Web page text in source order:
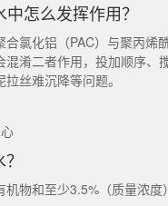
怎么发挥作用？
合氯化铝（PAC）与聚丙烯
混淆二者作用，投加顺序
丝难沉降等问题。
物和至少3.5%（质量浓度